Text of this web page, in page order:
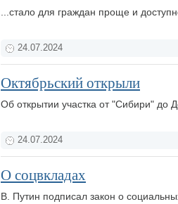
...стало для граждан проще и
24.07.2024
Октябрьский открыли
Об открытии участка от "Сибири" до
24.07.2024
О соцвкладах
В. Путин подписал закон о